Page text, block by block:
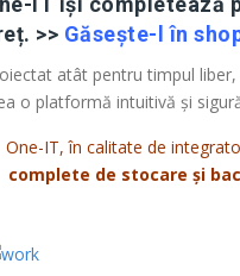
>> Găsește-l în
atât pentru timpul
o platformă intuitivă și
One-IT, în calitate de
complete de stocare și